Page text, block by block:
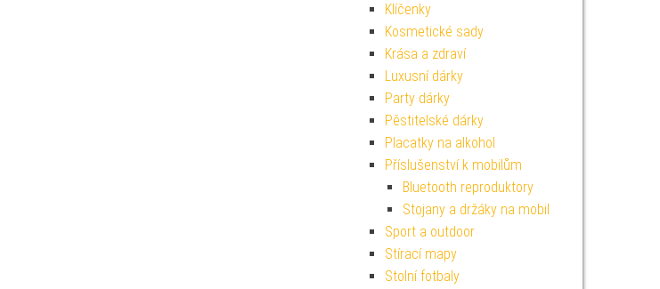
Klíčenky
Kosmetické sady
Krása a zdraví
Luxusní dárky
Party dárky
Pěstitelské dárky
Placatky na alkohol
Příslušenství k mobilům
Bluetooth reproduktory
Stojany a držáky na mobil
Sport a outdoor
Stírací mapy
Stolní fotbaly